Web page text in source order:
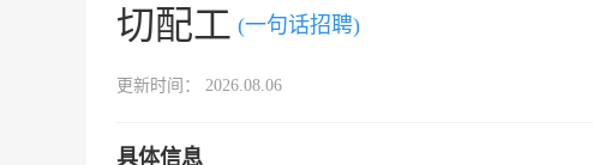
切配工 (一句话招聘)
更新时间： 2026.08.06
具体信息